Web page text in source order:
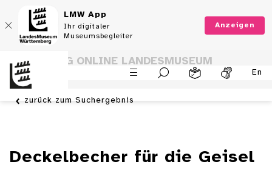
LMW App
Ihr digitaler
Museumsbegleiter
Anzeigen
En
SAMMLUNG ONLINE LANDESMUSEUM
WÜRTTEMBERG
zurück zum Suchergebnis
Deckelbecher für die Geisel